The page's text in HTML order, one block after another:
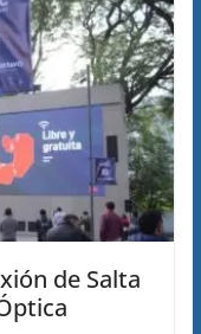
de Salta